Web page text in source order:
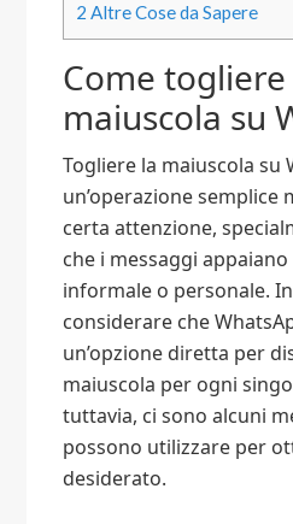
2 Altre Cose da Sapere
Come togliere
maiuscola su
Togliere la maiuscola su
un’operazione semplice
certa attenzione,
che i messaggi
informale o personale.
considerare che
un’opzione diretta per
maiuscola per ogni
tuttavia, ci sono alcuni
possono utilizzare per
desiderato.